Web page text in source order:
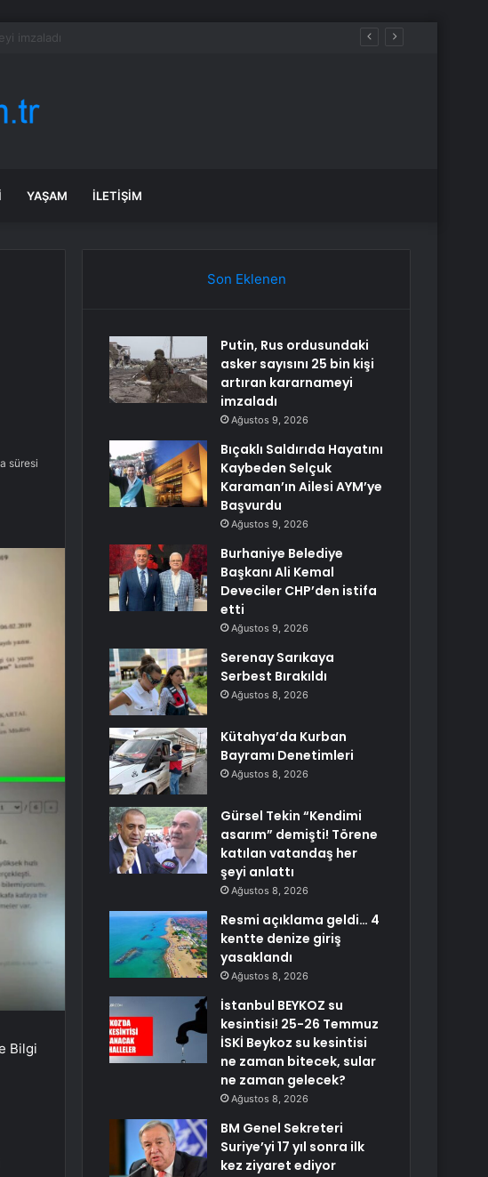
Başvurdu
YAŞAM İLETIŞIM
süresi
Bilgi
Son Eklenen
Putin, Rus ordusundaki
asker sayısını 25 bin kişi
artıran kararnameyi
imzaladı
Ağustos 9, 2026
Bıçaklı Saldırıda Hayatını
Kaybeden Selçuk
Karaman’ın Ailesi AYM’ye
Başvurdu
Ağustos 9, 2026
Burhaniye Belediye
Başkanı Ali Kemal
Deveciler CHP’den istifa
etti
Ağustos 9, 2026
Serenay Sarıkaya
Serbest Bırakıldı
Ağustos 8, 2026
Kütahya’da Kurban
Bayramı Denetimleri
Ağustos 8, 2026
Gürsel Tekin “Kendimi
asarım” demişti! Törene
katılan vatandaş her
şeyi anlattı
Ağustos 8, 2026
Resmi açıklama geldi… 4
kentte denize giriş
yasaklandı
Ağustos 8, 2026
İstanbul BEYKOZ su
kesintisi! 25-26 Temmuz
İSKİ Beykoz su kesintisi
ne zaman bitecek, sular
ne zaman gelecek?
Ağustos 8, 2026
BM Genel Sekreteri
Suriye’yi 17 yıl sonra ilk
kez ziyaret ediyor